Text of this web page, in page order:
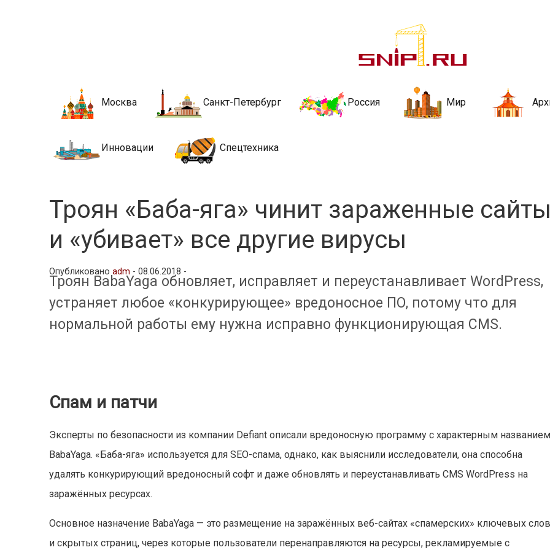
Новости строительства и
стройкой рубрики
Москва Санкт-Петербург Россия Мир
Инновации Спецтехника
Троян «Баба-яга» чинит зараженные
и «убивает» все другие вирусы
Опубликованоadm -08.06.2018 -
Троян BabaYaga обновляет, исправляет и переустанавливает WordPress,
устраняет любое «конкурирующее» вредоносное ПО, потому что для
нормальной работы ему нужна исправно функционирующая CMS.
Спам и патчи
Эксперты по безопасности из компании Defiant описали вредоносную программу с характерным
BabaYaga. «Баба-яга» используется для SEO-спама, однако, как выяснили исследователи, она способна
удалять конкурирующий вредоносный софт и даже обновлять и переустанавливать CMS WordPress на
заражённых ресурсах.
Основное назначение BabaYaga — это размещение на заражённых веб-сайтах «спамерских» ключевых
и скрытых страниц, через которые пользователи перенаправляются на ресурсы, рекламируемые с